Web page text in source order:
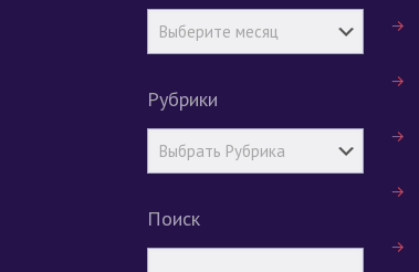
Рубрики
Поиск
→
→
→
→
→